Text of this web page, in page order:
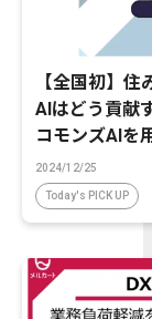
【全国初】
AIはどう貢献
コモンズAIを
2024/12/25
Today's PICK UP